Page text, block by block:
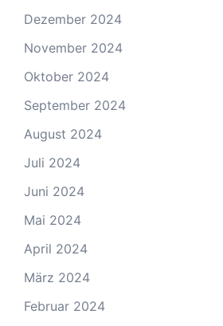
Dezember 2024
November 2024
Oktober 2024
September 2024
August 2024
Juli 2024
Juni 2024
Mai 2024
April 2024
März 2024
Februar 2024